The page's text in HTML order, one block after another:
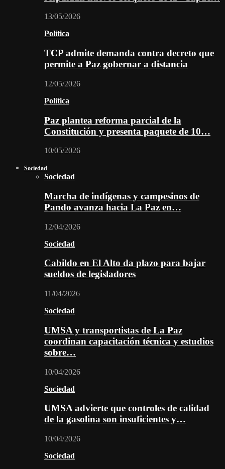
13/05/2026
Política
TCP admite demanda contra decreto que
permite a Paz gobernar a distancia
12/05/2026
Política
Paz plantea reforma parcial de la
Constitución y presenta paquete de 10…
10/05/2026
Sociedad
Sociedad
Marcha de indígenas y campesinos de
Pando avanza hacia La Paz en…
12/04/2026
Sociedad
Cabildo en El Alto da plazo para bajar
sueldos de legisladores
11/04/2026
Sociedad
UMSA y transportistas de La Paz
coordinan capacitación técnica y estudios
sobre…
10/04/2026
Sociedad
UMSA advierte que controles de calidad
de la gasolina son insuficientes y…
10/04/2026
Sociedad